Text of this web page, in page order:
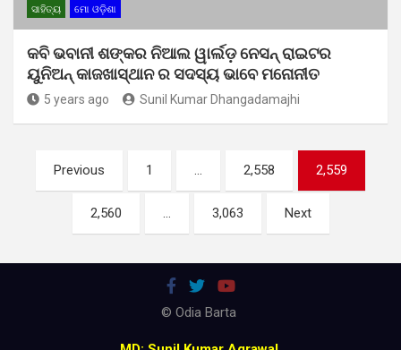
ସାହିତ୍ୟ ମୋ ଓଡ଼ିଶା
କବି ଭବାନୀ ଶଙ୍କର ନିଆଲ ୱାର୍ଲଡ଼ ନେସନ୍ ରାଇଟର
ୟୁନିଅନ୍ କାଜଖାସ୍ଥାନ ର ସଦସ୍ୟ ଭାବେ ମନୋନୀତ
5 years ago Sunil Kumar Dhangadamajhi
Posts
pagination
Previous 1 … 2,558 2,559
2,560 … 3,063 Next
© Odia Barta